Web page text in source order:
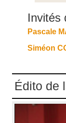
Invités
Pascale
Siméon
Édito de